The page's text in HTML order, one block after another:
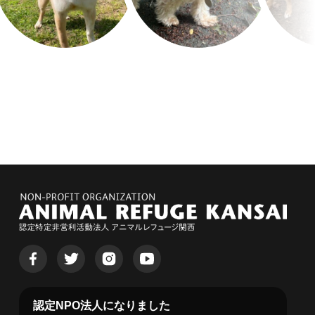
認定NPO法人になりました